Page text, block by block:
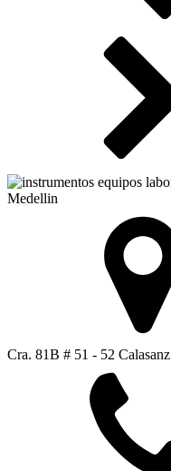
Medellin
Cra. 81B # 51 - 52 Calasanz